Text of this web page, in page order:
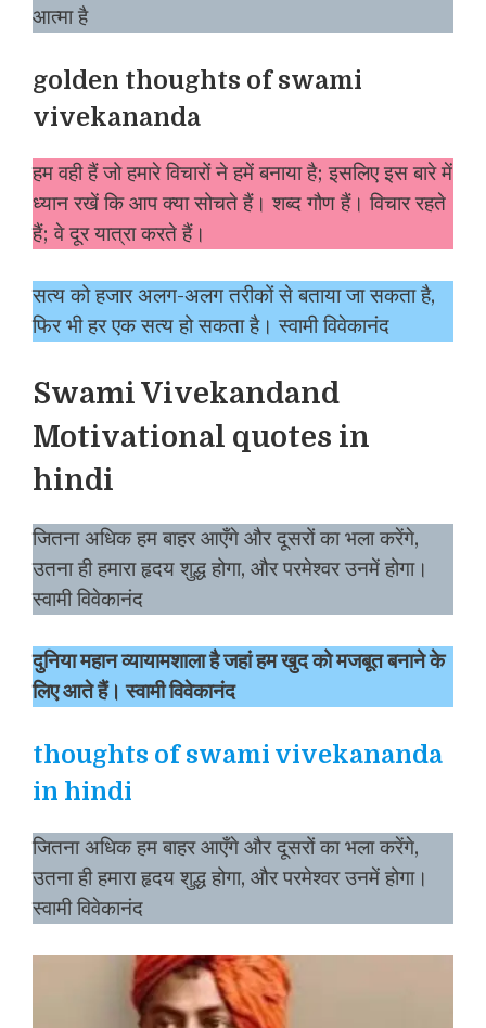
आत्मा है
golden thoughts of swami
vivekananda
हम वही हैं जो हमारे विचारों ने हमें बनाया है; इसलिए इस बारे में
ध्यान रखें कि आप क्या सोचते हैं। शब्द गौण हैं। विचार रहते
हैं; वे दूर यात्रा करते हैं।
सत्य को हजार अलग-अलग तरीकों से बताया जा सकता है,
फिर भी हर एक सत्य हो सकता है। स्वामी विवेकानंद
Swami Vivekandand
Motivational quotes in
hindi
जितना अधिक हम बाहर आएँगे और दूसरों का भला करेंगे,
उतना ही हमारा हृदय शुद्ध होगा, और परमेश्वर उनमें होगा।
स्वामी विवेकानंद
दुनिया महान व्यायामशाला है जहां हम खुद को मजबूत बनाने के
लिए आते हैं। स्वामी विवेकानंद
thoughts of swami vivekananda
in hindi
जितना अधिक हम बाहर आएँगे और दूसरों का भला करेंगे,
उतना ही हमारा हृदय शुद्ध होगा, और परमेश्वर उनमें होगा।
स्वामी विवेकानंद